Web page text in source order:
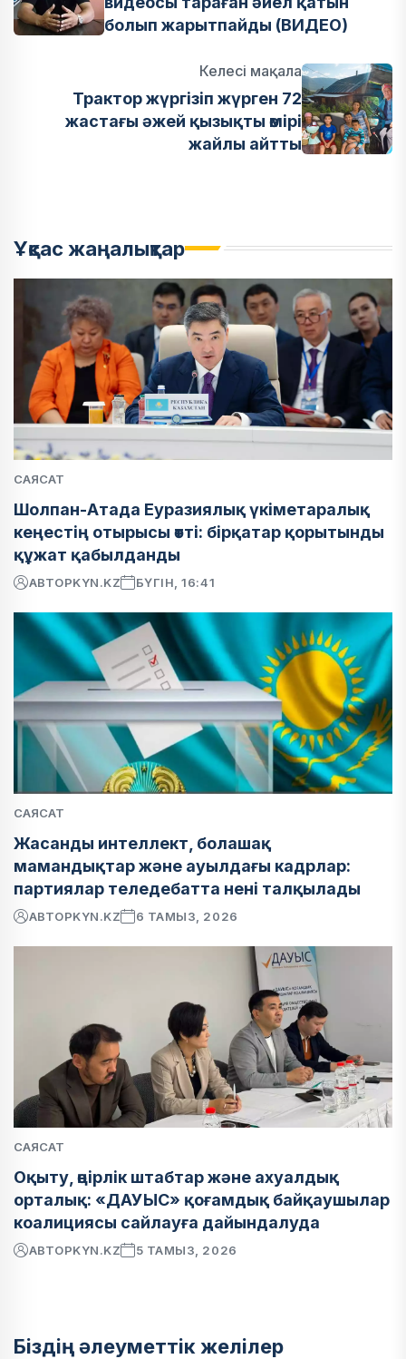
болып жарытпайды (ВИДЕО)
Келесі мақала
Трактор жүргізіп жүрген 72
жастағы әжей қызықты өмірі
жайлы айтты
Ұқсас жаңалықтар
САЯСАТ
Шолпан-Атада Еуразиялық үкіметаралық
кеңестің отырысы өтті: бірқатар қорытынды
құжат қабылданды
АВТОРKYN.KZ БҮГІН, 16:41
САЯСАТ
Жасанды интеллект, болашақ
мамандықтар және ауылдағы кадрлар:
партиялар теледебатта нені талқылады
АВТОРKYN.KZ 6 ТАМЫЗ, 2026
САЯСАТ
Оқыту, өңірлік штабтар және ахуалдық
орталық: «ДАУЫС» қоғамдық байқаушылар
коалициясы сайлауға дайындалуда
АВТОРKYN.KZ 5 ТАМЫЗ, 2026
Біздің әлеуметтік желілер